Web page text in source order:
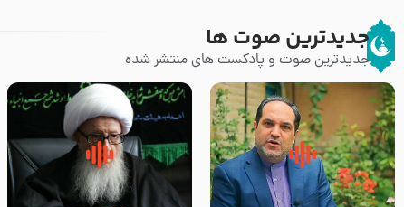
جدیدترین صوت ها
جدیدترین صوت و پادکست های منتشر شده
پیامبر صلی الله علیه وآله و سلم
زوّار اربعین امام حسین (علیه